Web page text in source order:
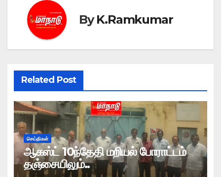
ByK.Ramkumar
Related Post
செய்திகள்
ஆகஸ்ட் 10ந்தேதி மறியல் போராட்டம்
தஞ்சையிலும்..